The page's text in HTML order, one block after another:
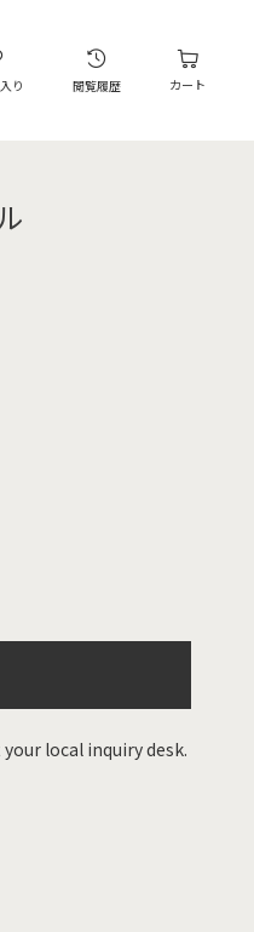
り 閲覧履歴 カート
local inquiry desk.